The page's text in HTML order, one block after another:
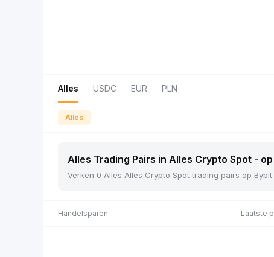
Alles USDC EUR PLN
Alles
Alles Trading Pairs in Alles Crypto Spot - op
Verken 0 Alles Alles Crypto Spot trading pairs op
Handelsparen Laatste